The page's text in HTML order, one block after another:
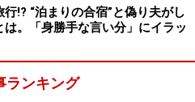
た。1年ほど前からそう感じ
行!? “泊まりの合宿”と偽り夫がし
は。「身勝手な言い分」にイラッ
ランキング